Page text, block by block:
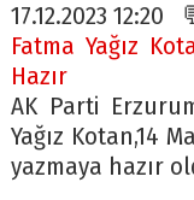
17.12.2023
Fatma Yağız
Hazır
AK Parti
Yağız Kotan,14
yazmaya hazır